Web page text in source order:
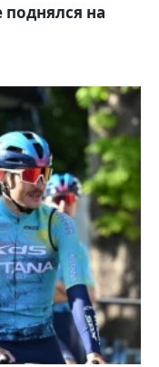
на